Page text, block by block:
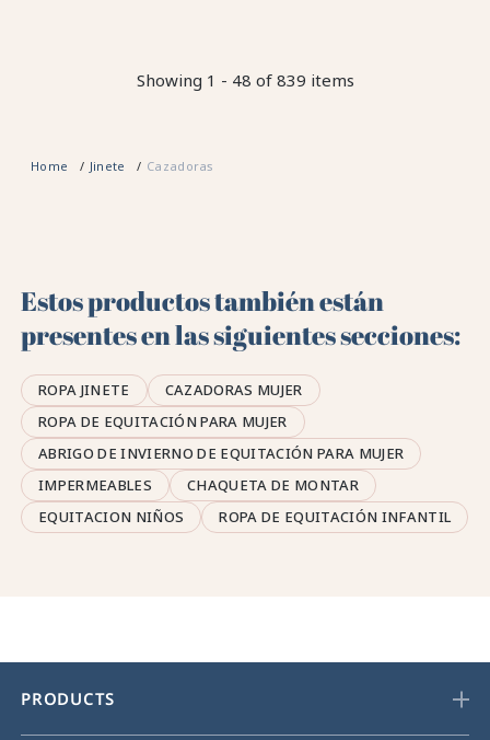
Showing 1 - 48 of 839 items
Home Jinete Cazadoras
Estos productos también están
presentes en las siguientes secciones:
ROPA JINETE
CAZADORAS MUJER
ROPA DE EQUITACIÓN PARA MUJER
ABRIGO DE INVIERNO DE EQUITACIÓN PARA MUJER
IMPERMEABLES
CHAQUETA DE MONTAR
EQUITACION NIÑOS
ROPA DE EQUITACIÓN INFANTIL
PRODUCTS